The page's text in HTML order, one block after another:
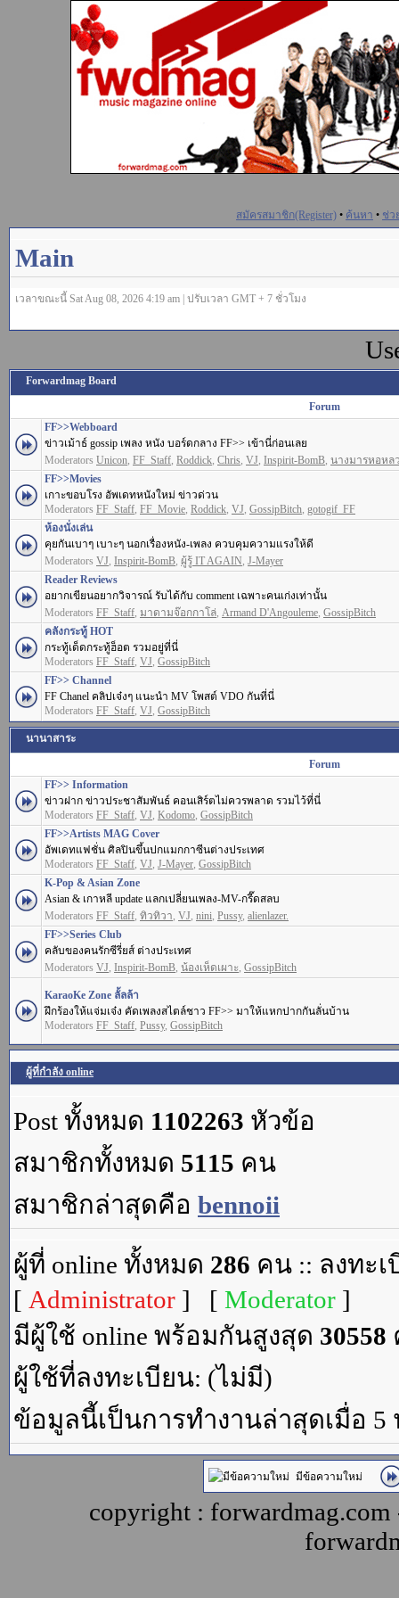
สมัครสมาชิก(Register) • ค้นหา • ช่ว
Main
เวลาขณะนี้ Sat Aug 08, 2026 4:19 am | ปรับเวลา GMT + 7 ชั่วโมง
Forwardmag Board
Forum
FF>>Webboard
ข่าวเม้าธ์ gossip เพลง หนัง บอร์ดกลาง FF>> เข้านี่ก่อนเลย
Moderators Unicon, FF_Staff, Roddick, Chris, VJ, Inspirit-BomB, นางมารหอหล
FF>>Movies
เกาะขอบโรง อัพเดทหนังใหม่ ข่าวด่วน
Moderators FF_Staff, FF_Movie, Roddick, VJ, GossipBitch, gotogif_FF
ห้องนั่งเล่น
คุยกันเบาๆ เบาะๆ นอกเรื่องหนัง-เพลง ควบคุมความแรงให้ดี
Moderators VJ, Inspirit-BomB, ผู้รู้ IT AGAIN, J-Mayer
Reader Reviews
อยากเขียนอยากวิจารณ์ รับได้กับ comment เฉพาะคนเก่งเท่านั้น
Moderators FF_Staff, มาดามจ๊อกกาโล่, Armand D'Angouleme, GossipBitch
คลังกระทู้ HOT
กระทู้เด็ดกระทู้ฮ็อต รวมอยู่ที่นี่
Moderators FF_Staff, VJ, GossipBitch
FF>> Channel
FF Chanel คลิปเจ๋งๆ แนะนำ MV โพสต์ VDO กันที่นี่
Moderators FF_Staff, VJ, GossipBitch
นานาสาระ
Forum
FF>> Information
ข่าวฝาก ข่าวประชาสัมพันธ์ คอนเสิร์ตไม่ควรพลาด รวมไว้ที่นี่
Moderators FF_Staff, VJ, Kodomo, GossipBitch
FF>>Artists MAG Cover
อัพเดทแฟชั่น ศิลปินขึ้นปกแมกกาซีนต่างประเทศ
Moderators FF_Staff, VJ, J-Mayer, GossipBitch
K-Pop & Asian Zone
Asian & เกาหลี update แลกเปลี่ยนเพลง-MV-กรี๊ดสลบ
Moderators FF_Staff, ทิวทิวา, VJ, nini, Pussy, alienlazer.
FF>>Series Club
คลับของคนรักซีรี่ยส์ ต่างประเทศ
Moderators VJ, Inspirit-BomB, น้องเห็ดเผาะ, GossipBitch
KaraoKe Zone ลั้ลล้า
ฝึกร้องให้แจ่มเจ๋ง คัดเพลงสไตล์ชาว FF>> มาให้แหกปากกันลั่นบ้าน
Moderators FF_Staff, Pussy, GossipBitch
ผู้ที่กำลัง online
Post ทั้งหมด 1102263 หัวข้อ
สมาชิกทั้งหมด 5115 คน
สมาชิกล่าสุดคือ bennoii
ผู้ที่ online ทั้งหมด 286 คน :: ลงทะ
[ Administrator ] [ Moderator ]
มีผู้ใช้ online พร้อมกันสูงสุด 30558
ผู้ใช้ที่ลงทะเบียน: (ไม่มี)
ข้อมูลนี้เป็นการทำงานล่าสุดเมื่อ 5
มีข้อความใหม่
copyright :